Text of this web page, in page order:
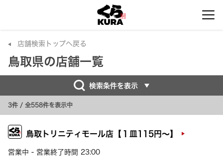
店舗検索トップへ戻る
鳥取県の店舗一覧
検索条件を表示
3件 / 全558件を表示中
鳥取トリニティモール店【１皿115円～】
営業中 - 営業終了時間 23:00